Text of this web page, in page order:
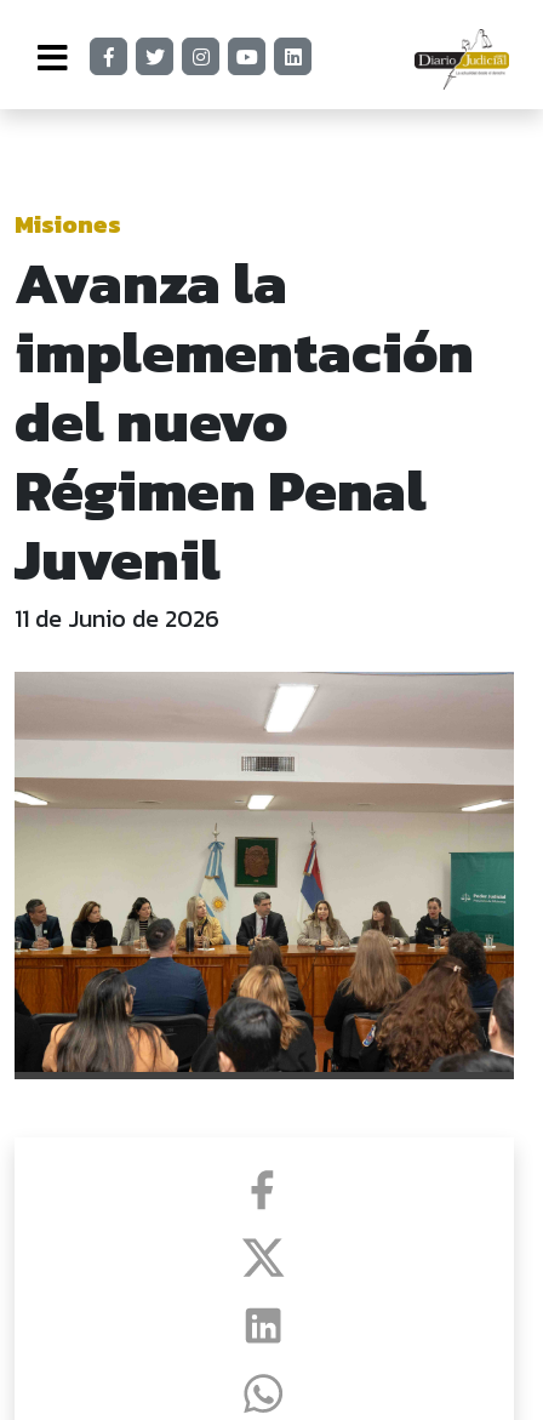
Misiones
Avanza la
implementación
del nuevo
Régimen Penal
Juvenil
11 de Junio de 2026